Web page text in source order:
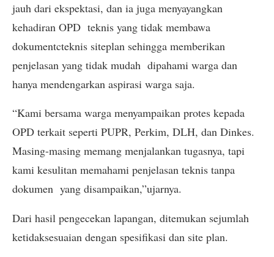
jauh dari ekspektasi, dan ia juga menyayangkan
kehadiran OPD teknis yang tidak membawa
dokumentcteknis siteplan sehingga memberikan
penjelasan yang tidak mudah dipahami warga dan
hanya mendengarkan aspirasi warga saja.
“Kami bersama warga menyampaikan protes kepada
OPD terkait seperti PUPR, Perkim, DLH, dan Dinkes.
Masing-masing memang menjalankan tugasnya, tapi
kami kesulitan memahami penjelasan teknis tanpa
dokumen yang disampaikan,”ujarnya.
Dari hasil pengecekan lapangan, ditemukan sejumlah
ketidaksesuaian dengan spesifikasi dan site plan.